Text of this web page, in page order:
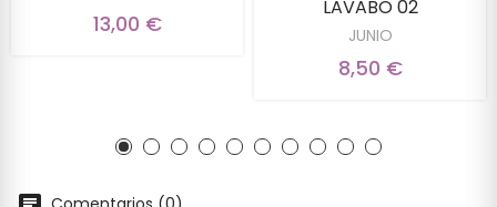
13,00 €
LAVABO 02
JUNIO
8,50 €